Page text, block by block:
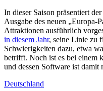
In dieser Saison präsentiert
Ausgabe des neuen „Europa-
Attraktionen ausführlich
in diesem Jahr, seine Linie zu
Schwierigkeiten dazu, etwa
betrifft. Noch ist es bei einem
und dessen Software ist damit
Deutschland